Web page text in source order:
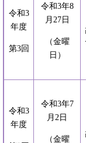
令和3
年度
第3回
令和3年8
月27日
（金曜
日）
令和3
年度
令和3年7
月2日
（金曜